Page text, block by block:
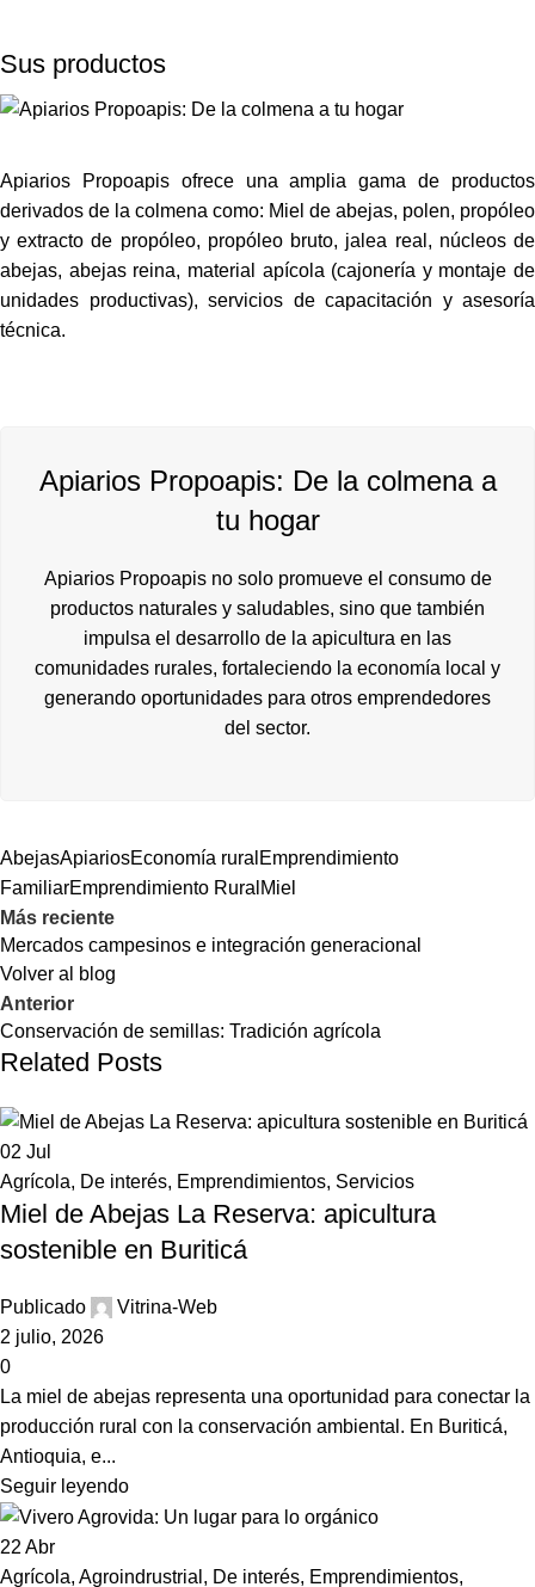
Sus productos
Apiarios Propoapis ofrece una amplia gama de productos
derivados de la colmena como: Miel de abejas, polen, propóleo
y extracto de propóleo, propóleo bruto, jalea real , núcleos de
abejas, abejas reina, material apícola (cajonería y montaje de
unidades productivas), servicios de capacitación y asesoría
técnica.
Apiarios Propoapis: De la colmena a
tu hogar
Apiarios Propoapis no solo promueve el consumo de
productos naturales y saludables, sino que también
impulsa el desarrollo de la apicultura en las
comunidades rurales, fortaleciendo la economía local y
generando oportunidades para otros emprendedores
del sector.
AbejasApiariosEconomía rural Emprendimiento
FamiliarEmprendimiento Rural Miel
Más reciente
Mercados campesinos e integración generacional
Volver al blog
Anterior
Conservación de semillas: Tradición agrícola
Related Posts
02 Jul
Agrícola, De interés, Emprendimientos, Servicios
Miel de Abejas La Reserva: apicultura
sostenible en Buriticá
Publicado
Vitrina-Web
2 julio, 2026
0
La miel de abejas representa una oportunidad para conectar la
producción rural con la conservación ambiental. En Buriticá,
Antioquia, e...
Seguir leyendo
22 Abr
Agrícola, Agroindrustrial , De interés, Emprendimientos,